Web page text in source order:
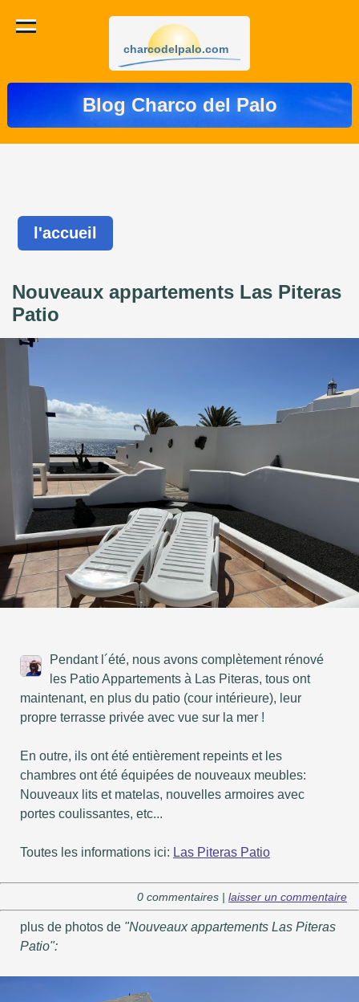
charcodelpalo.com
Blog Charco del Palo
l'accueil
Nouveaux appartements Las Piteras
Patio
Pendant l´été, nous avons complètement rénové
les Patio Appartements à Las Piteras, tous ont
maintenant, en plus du patio (cour intérieure), leur
propre terrasse privée avec vue sur la mer !
En outre, ils ont été entièrement repeints et les
chambres ont été équipées de nouveaux meubles:
Nouveaux lits et matelas, nouvelles armoires avec
portes coulissantes, etc...
Toutes les informations ici: Las Piteras Patio
0 commentaires | laisser un commentaire
plus de photos de "Nouveaux appartements Las Piteras
Patio":